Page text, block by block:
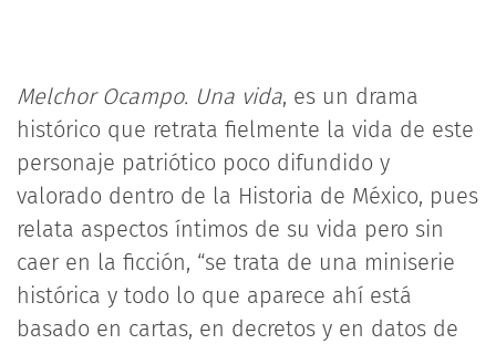
Melchor Ocampo. Una vida, es un drama
histórico que retrata fielmente la vida de este
personaje patriótico poco difundido y
valorado dentro de la Historia de México, pues
relata aspectos íntimos de su vida pero sin
caer en la ficción, “se trata de una miniserie
histórica y todo lo que aparece ahí está
basado en cartas, en decretos y en datos de